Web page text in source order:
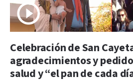
Celebración de San
agradecimientos y
salud y “el pan de cada